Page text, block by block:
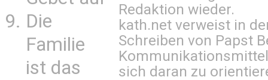
Die
Familie
ist das
Redaktion wieder.
kath.net verweist in
Schreiben von Papst
sich daran zu